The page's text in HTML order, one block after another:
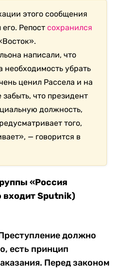
этого сообщения
его. Репостсохранился
написали, что
необходимость убрать
ценил Рассела и на
что президент
должность,
того,
— говорится в
«Россия
входит Sputnik)
должно
есть принцип
Перед законом